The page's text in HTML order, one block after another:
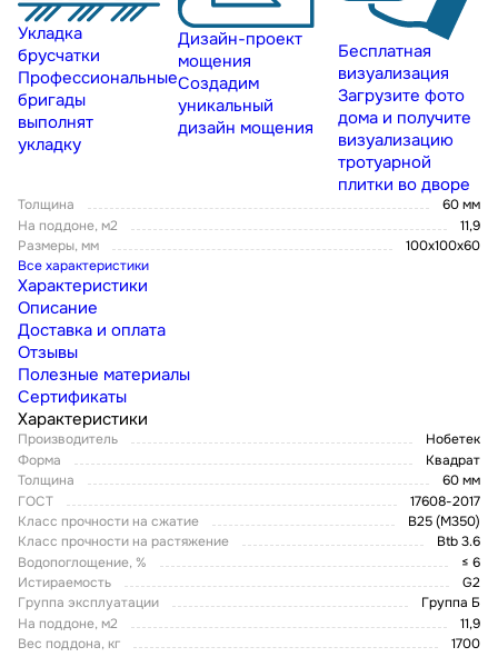
Укладка
брусчатки
Профессиональные
бригады
выполнят
укладку
Дизайн-проект
мощения
Создадим
уникальный
дизайн мощения
Бесплатная
визуализация
Загрузите фото
дома и получите
визуализацию
тротуарной
плитки во дворе
Толщина
60 мм
На поддоне, м2
11,9
Размеры, мм
100х100х60
Все характеристики
Характеристики
Описание
Доставка и оплата
Отзывы
Полезные материалы
Сертификаты
Характеристики
Производитель
Нобетек
Форма
Квадрат
Толщина
60 мм
ГОСТ
17608-2017
Класс прочности на сжатие
В25 (М350)
Класс прочности на растяжение
Btb 3.6
Водопоглощение, %
≤ 6
Истираемость
G2
Группа эксплуатации
Группа Б
На поддоне, м2
11,9
Вес поддона, кг
1700